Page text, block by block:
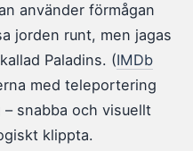
använder förmågan
jorden runt, men jagas
Paladins. (IMDb
med teleportering
snabba och visuellt
klippta.